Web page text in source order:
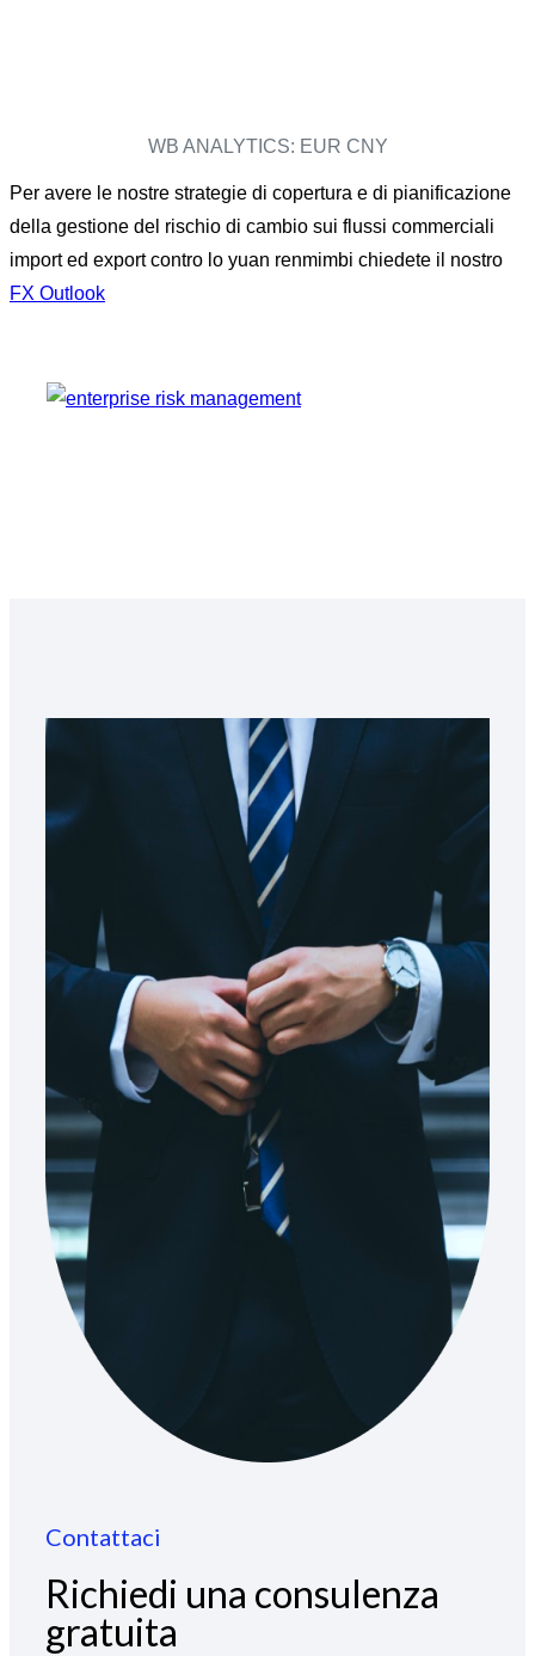
WB ANALYTICS: EUR CNY
Per avere le nostre strategie di copertura e di pianificazione
della gestione del rischio di cambio sui flussi commerciali
import ed export contro lo yuan renmimbi chiedete il nostro
FX Outlook
Contattaci
Richiedi una consulenza
gratuita